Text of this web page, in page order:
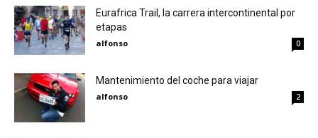
Eurafrica Trail, la carrera intercontinental por
etapas
alfonso 0
Mantenimiento del coche para viajar
alfonso 2